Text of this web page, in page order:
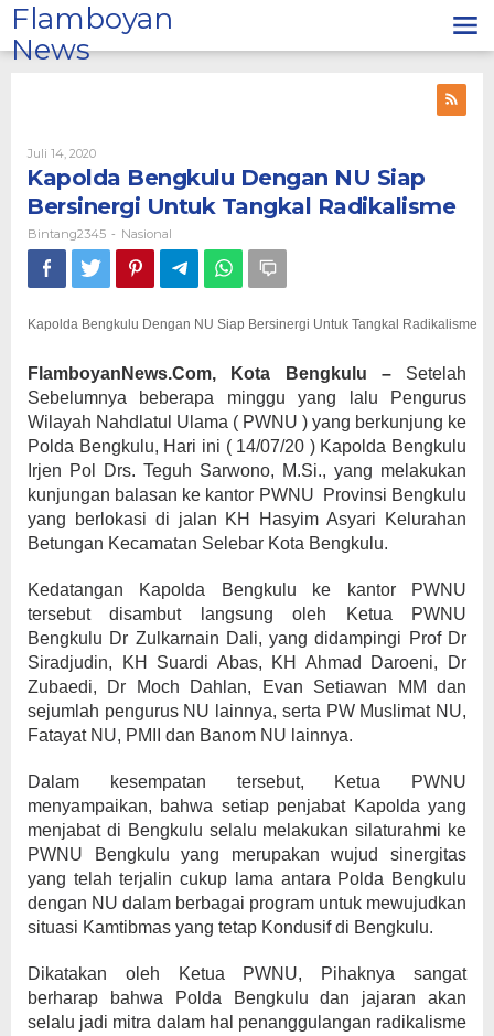
Lewati
ke
konten
Flamboyan
News
Juli 14, 2020Oleh
Bintang2345
Kapolda Bengkulu Dengan NU Siap
Bersinergi Untuk Tangkal Radikalisme
Bintang2345 - Nasional
Kapolda Bengkulu Dengan NU Siap Bersinergi Untuk Tangkal Radikalisme
FlamboyanNews.Com, Kota Bengkulu –Setelah
Sebelumnya beberapa minggu yang lalu Pengurus
Wilayah Nahdlatul Ulama ( PWNU ) yang berkunjung ke
Polda Bengkulu, Hari ini ( 14/07/20 ) Kapolda Bengkulu
Irjen Pol Drs. Teguh Sarwono, M.Si., yang melakukan
kunjungan balasan ke kantor PWNU Provinsi Bengkulu
yang berlokasi di jalan KH Hasyim Asyari Kelurahan
Betungan Kecamatan Selebar Kota Bengkulu.
Kedatangan Kapolda Bengkulu ke kantor PWNU
tersebut disambut langsung oleh Ketua PWNU
Bengkulu Dr Zulkarnain Dali, yang didampingi Prof Dr
Siradjudin, KH Suardi Abas, KH Ahmad Daroeni, Dr
Zubaedi, Dr Moch Dahlan, Evan Setiawan MM dan
sejumlah pengurus NU lainnya, serta PW Muslimat NU,
Fatayat NU, PMII dan Banom NU lainnya.
Dalam kesempatan tersebut, Ketua PWNU
menyampaikan, bahwa setiap penjabat Kapolda yang
menjabat di Bengkulu selalu melakukan silaturahmi ke
PWNU Bengkulu yang merupakan wujud sinergitas
yang telah terjalin cukup lama antara Polda Bengkulu
dengan NU dalam berbagai program untuk mewujudkan
situasi Kamtibmas yang tetap Kondusif di Bengkulu.
Dikatakan oleh Ketua PWNU, Pihaknya sangat
berharap bahwa Polda Bengkulu dan jajaran akan
selalu jadi mitra dalam hal penanggulangan radikalisme